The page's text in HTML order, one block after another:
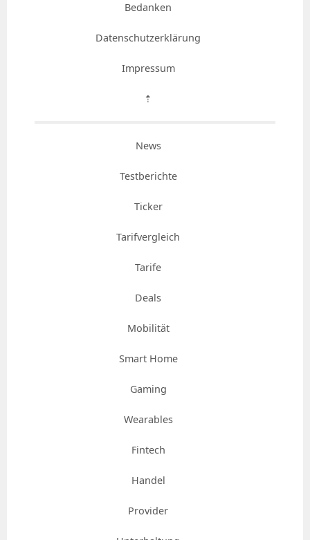
Bedanken
Datenschutzerklärung
Impressum
⇡
News
Testberichte
Ticker
Tarifvergleich
Tarife
Deals
Mobilität
Smart Home
Gaming
Wearables
Fintech
Handel
Provider